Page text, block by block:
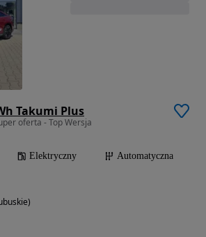
Takumi Plus
oferta - Top Wersja
Elektryczny
Automatyczna